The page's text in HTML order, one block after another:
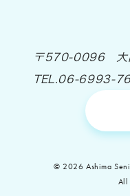
〒570-0096 大
TEL.06-6993-
© 2026 Ashima
All